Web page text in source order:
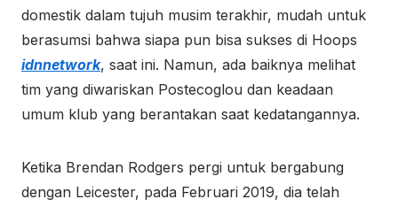
domestik dalam tujuh musim terakhir, mudah untuk
berasumsi bahwa siapa pun bisa sukses di Hoops
idnnetwork, saat ini. Namun, ada baiknya melihat
tim yang diwariskan Postecoglou dan keadaan
umum klub yang berantakan saat kedatangannya.
Ketika Brendan Rodgers pergi untuk bergabung
dengan Leicester, pada Februari 2019, dia telah